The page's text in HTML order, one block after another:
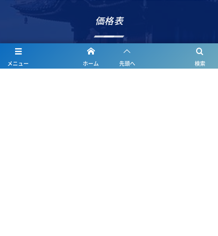
価格表
価格表PDF
メニュー 検索
ホーム 先頭へ